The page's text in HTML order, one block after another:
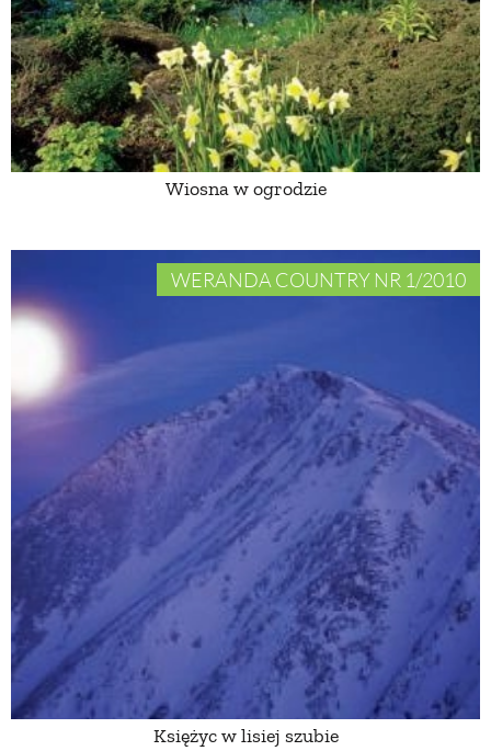
Wiosna w ogrodzie
WERANDA COUNTRY NR 1/2010
Księżyc w lisiej szubie
PRZEPISY
ŚNIADANIA
PRZYSTAWKI
ZUPY
CIASTA I DESERY
DODATKI
PRZETWORY
INNE